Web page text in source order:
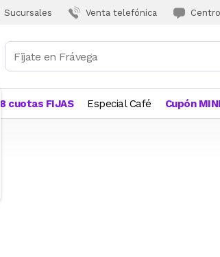
Sucursales Venta telefónica
18 cuotas FIJAS Especial Café Cupón